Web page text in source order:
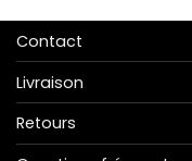
Contact
Livraison
Retours